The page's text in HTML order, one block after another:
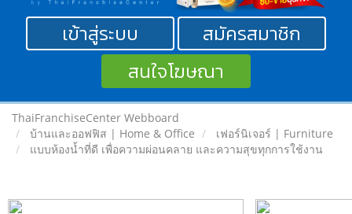
เข้าสู่ระบบ
สมัครสมาชิก
สนใจโฆษณา
ThaiFranchiseCenter Webboard
บ้านและออฟฟิส | Home & Office
เฟอร์นิเจอร์ | Furniture
แบบห้องน้ำที่ดี เพื่อความผ่อนคลาย และความสุขทุกการใช้งาน